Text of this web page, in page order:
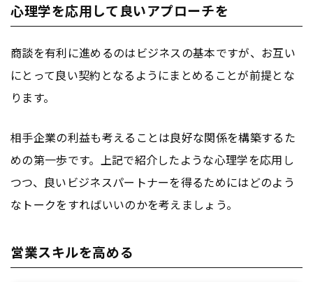
心理学を応用して良いアプローチを
商談を有利に進めるのはビジネスの基本ですが、お互い
にとって良い契約となるようにまとめることが前提とな
ります。
相手企業の利益も考えることは良好な関係を構築するた
めの第一歩です。上記で紹介したような心理学を応用し
つつ、良いビジネスパートナーを得るためにはどのよう
なトークをすればいいのかを考えましょう。
営業スキルを高める